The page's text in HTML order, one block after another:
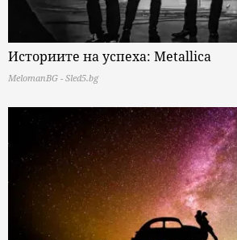
Историите на успеха: Metallica
MelomanBG - Sled5.bg